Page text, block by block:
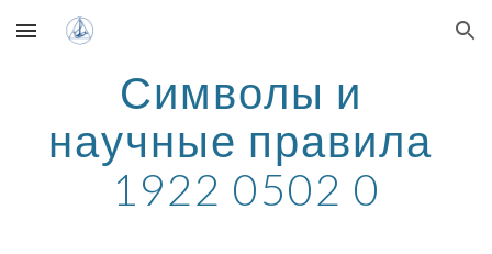
Skip to main content Skip to navigation
Символы и
научные правила
1922 0502 0